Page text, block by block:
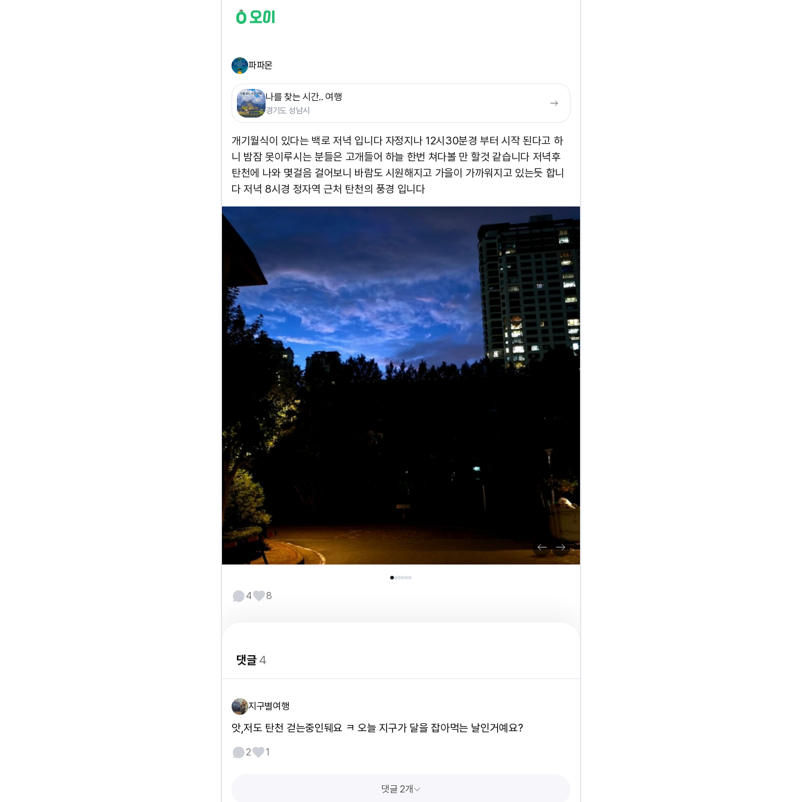
파파몬
나를 찾는 시간.. 여행
경기도 성남시
개기월식이 있다는 백로 저녁 입니다 자정지나 12시30분경 부터 시작 된다고 하
니 밤잠 못이루시는 분들은 고개들어 하늘 한번 쳐다볼 만 할것 같습니다 저녁후
탄천에 나와 몇걸음 걸어보니 바람도 시원해지고 가을이 가까워지고 있는듯 합니
다 저녁 8시경 정자역 근처 탄천의 풍경 입니다
4 8
댓글4
지구별여행
앗,저도 탄천 걷는중인뒈요 ㅋ 오늘 지구가 달을 잡아먹는 날인거예요?
2 1
댓글 2개